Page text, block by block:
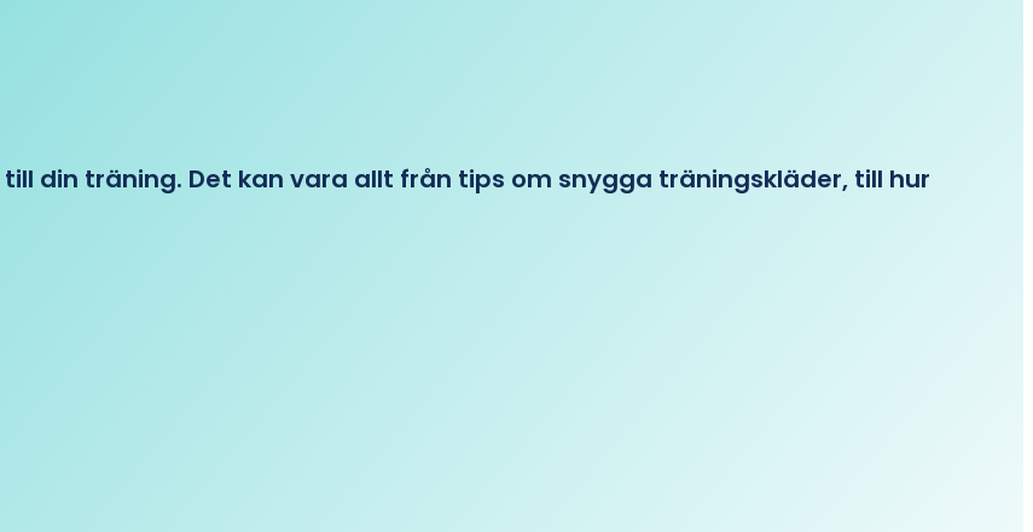
din träning. Det kan vara allt från tips om snygga träningskläder, till hur